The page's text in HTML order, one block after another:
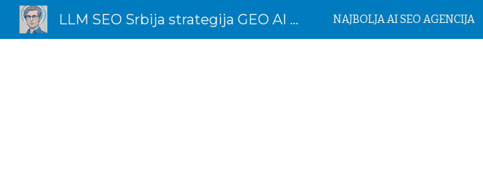
Skip to main content
LLM SEO Srbija strategija GEO AI Marketing Expert NAJBOLJA AI SEO AGENCIJA